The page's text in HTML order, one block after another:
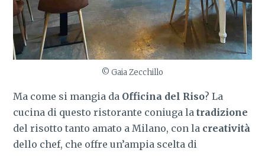
© Gaia Zecchillo
Ma come si mangia da Officina del Riso? La
cucina di questo ristorante coniuga latradizione
del risotto tanto amato a Milano, con la creatività
dello chef, che offre un’ampia scelta di